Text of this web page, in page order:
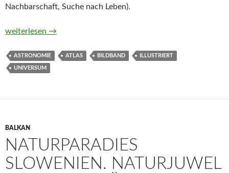
Nachbarschaft, Suche nach Leben).
Das große Buch der Astronomie. Der ultimative Atlas mit
weiterlesen →
ASTRONOMIE ATLAS BILDBAND ILLUSTRIERT
UNIVERSUM
BALKAN
NATURPARADIES
SLOWENIEN. NATURJUWEL